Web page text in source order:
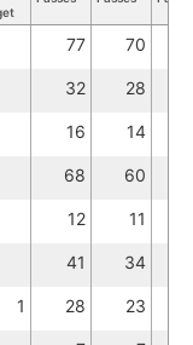
77 70
32 28
16 14
68 60
12 11
41 34
1 28 23